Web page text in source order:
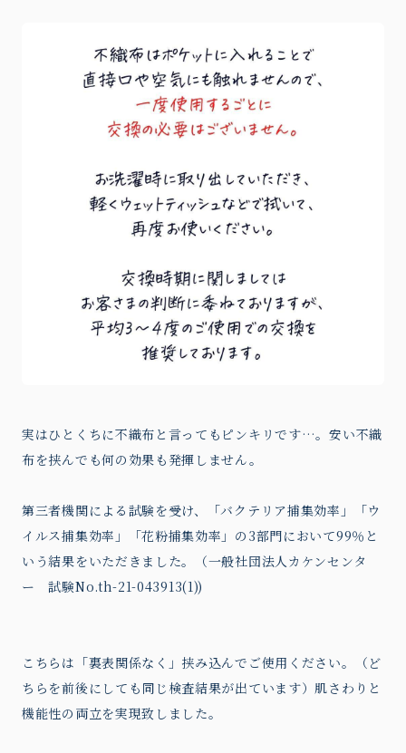
実はひとくちに不織布と言ってもピンキリです…。安い不織
布を挟んでも何の効果も発揮しません。
第三者機関による試験を受け、「バクテリア捕集効率」「ウ
イルス捕集効率」「花粉捕集効率」の3部門において99％と
いう結果をいただきました。（一般社団法人カケンセンタ
ー 試験No.th-21-043913(1))
こちらは「裏表関係なく」挟み込んでご使用ください。（ど
ちらを前後にしても同じ検査結果が出ています）肌さわりと
機能性の両立を実現致しました。